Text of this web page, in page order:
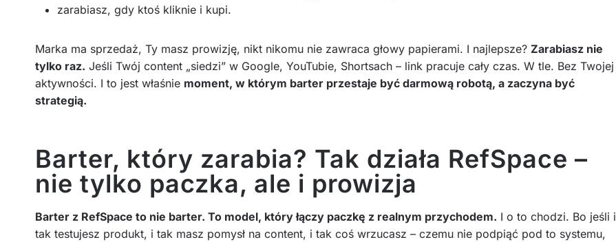
zarabiasz, gdy ktoś kliknie i kupi.
Marka ma sprzedaż, Ty masz prowizję, nikt nikomu nie zawraca głowy papierami. I najlepsze? Zarabiasz nie
tylko raz. Jeśli Twój content „siedzi” w Google, YouTubie, Shortsach – link pracuje cały czas. W tle. Bez Twojej
aktywności. I to jest właśnie moment, w którym barter przestaje być darmową robotą, a zaczyna być
strategią.
Barter, który zarabia? Tak działa RefSpace –
nie tylko paczka, ale i prowizja
Barter z RefSpace to nie barter. To model, który łączy paczkę z realnym przychodem. I o to chodzi. Bo jeśli i
tak testujesz produkt, i tak masz pomysł na content, i tak coś wrzucasz – czemu nie podpiąć pod to systemu,